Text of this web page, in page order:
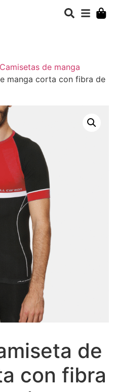
Camisetas de manga
manga corta con fibra de
de
con fibra